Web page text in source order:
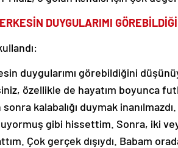
DUYGULARIMI
duygularımı görebildiğini
özellikle de hayatım boyunca
kalabalığı duymak
gibi hissettim. Sonra, iki
Çok gerçek dışıydı. Babam